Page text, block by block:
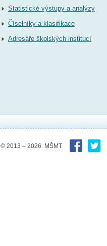
Statistické výstupy a analýzy
Číselníky a klasifikace
Adresáře školských institucí
© 2013 – 2026 MŠMT